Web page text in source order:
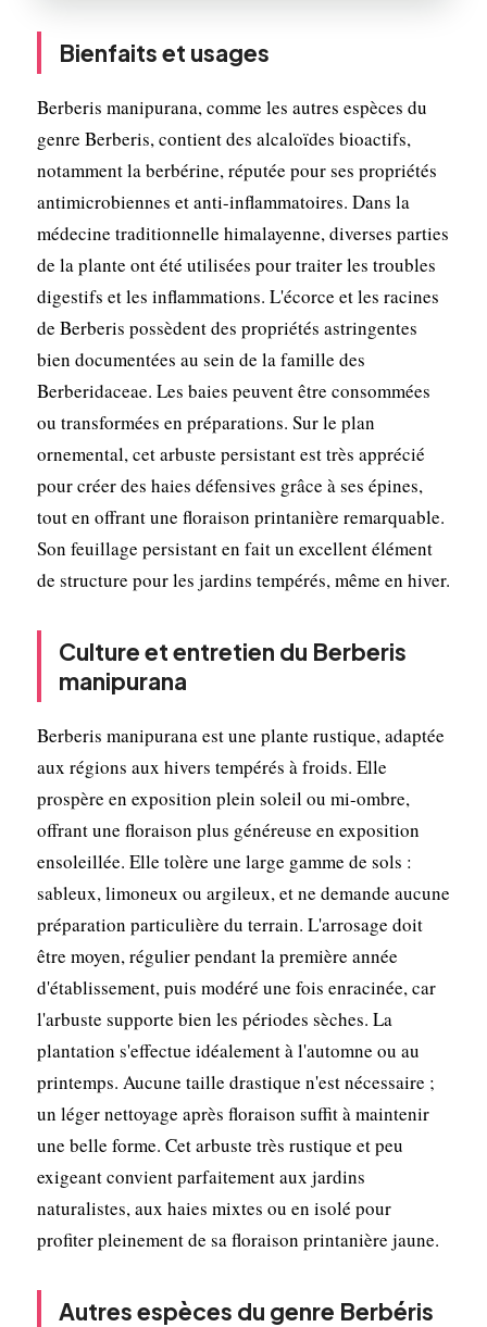
Bienfaits et usages
Berberis manipurana, comme les autres espèces du
genre Berberis, contient des alcaloïdes bioactifs,
notamment la berbérine, réputée pour ses propriétés
antimicrobiennes et anti-inflammatoires. Dans la
médecine traditionnelle himalayenne, diverses parties
de la plante ont été utilisées pour traiter les troubles
digestifs et les inflammations. L'écorce et les racines
de Berberis possèdent des propriétés astringentes
bien documentées au sein de la famille des
Berberidaceae. Les baies peuvent être consommées
ou transformées en préparations. Sur le plan
ornemental, cet arbuste persistant est très apprécié
pour créer des haies défensives grâce à ses épines,
tout en offrant une floraison printanière remarquable.
Son feuillage persistant en fait un excellent élément
de structure pour les jardins tempérés, même en hiver.
Culture et entretien du Berberis
manipurana
Berberis manipurana est une plante rustique, adaptée
aux régions aux hivers tempérés à froids. Elle
prospère en exposition plein soleil ou mi-ombre,
offrant une floraison plus généreuse en exposition
ensoleillée. Elle tolère une large gamme de sols :
sableux, limoneux ou argileux, et ne demande aucune
préparation particulière du terrain. L'arrosage doit
être moyen, régulier pendant la première année
d'établissement, puis modéré une fois enracinée, car
l'arbuste supporte bien les périodes sèches. La
plantation s'effectue idéalement à l'automne ou au
printemps. Aucune taille drastique n'est nécessaire ;
un léger nettoyage après floraison suffit à maintenir
une belle forme. Cet arbuste très rustique et peu
exigeant convient parfaitement aux jardins
naturalistes, aux haies mixtes ou en isolé pour
profiter pleinement de sa floraison printanière jaune.
Autres espèces du genre Berbéris